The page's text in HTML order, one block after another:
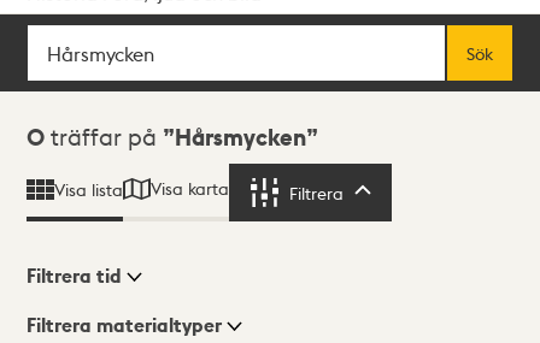
Sök
Sök
Sökresultat
0 träffar på Hårsmycken
Visa lista Visa karta Filtrera
Visningsläge
Filtrera tid
Filtrera materialtyper